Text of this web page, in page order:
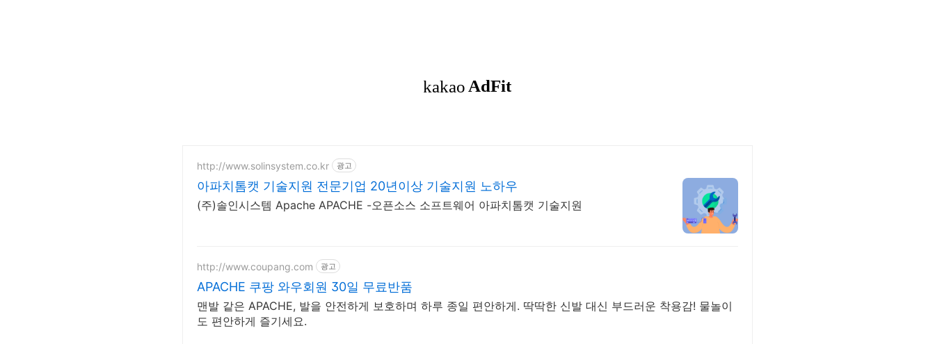
http://www.solinsystem.co.kr 광고
아파치톰캣 기술지원 전문기업 20년이상 기술지원 노하우
(주)솔인시스템 Apache APACHE -오픈소스 소프트웨어 아파치톰캣 기술지원
http://www.coupang.com 광고
APACHE 쿠팡 와우회원 30일 무료반품
맨발 같은 APACHE, 발을 안전하게 보호하며 하루 종일 편안하게. 딱딱한 신발 대신 부드러운 착용감! 물놀이
도 편안하게 즐기세요.